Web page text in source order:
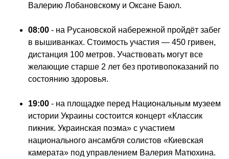
Валерию Лобановскому и Оксане Баюл.
08:00 - на Русановской набережной пройдёт забег
в вышиванках. Стоимость участия — 450 гривен,
дистанция 100 метров. Участвовать могут все
желающие старше 2 лет без противопоказаний по
состоянию здоровья.
19:00 - на площадке перед Национальным музеем
истории Украины состоится концерт «Классик
пикник. Украинская поэма» с участием
национального ансамбля солистов «Киевская
камерата» под управлением Валерия Матюхина.